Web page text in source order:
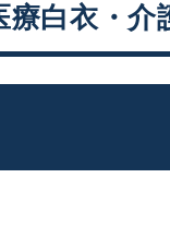
療白衣・介